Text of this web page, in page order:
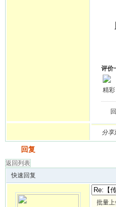
评价
精彩
分享
回复
返回列表
快速回复
批量